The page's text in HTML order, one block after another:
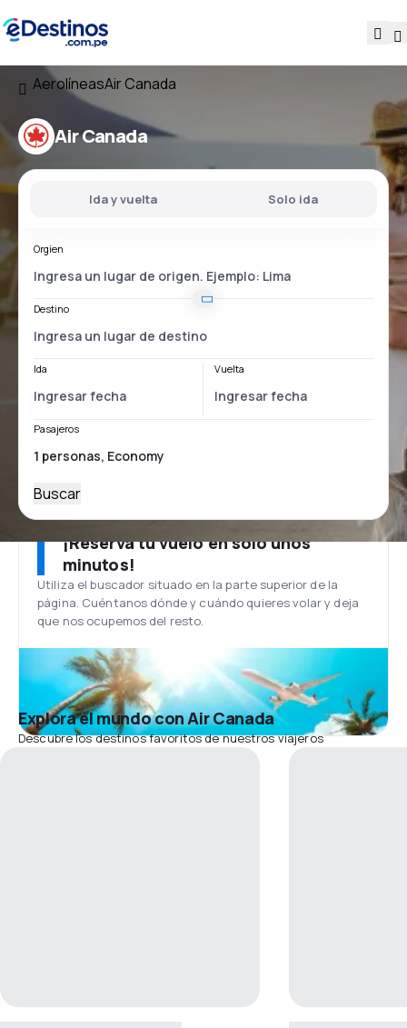
AerolíneasAir Canada
Air Canada
Ida y vuelta Solo ida
Orgien
Destino
Ida Vuelta
Pasajeros
Buscar
¡Reserva tu vuelo en solo unos
minutos!
Utiliza el buscador situado en la parte superior de la
página. Cuéntanos dónde y cuándo quieres volar y deja
que nos ocupemos del resto.
Explora el mundo con Air Canada
Descubre los destinos favoritos de nuestros viajeros